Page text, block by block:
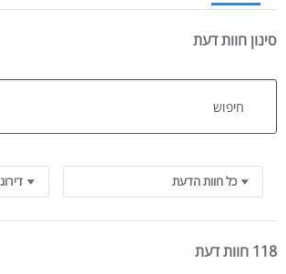
סינון חוות דעת
דירוג כל חוות הדעת
118 חוות דעת